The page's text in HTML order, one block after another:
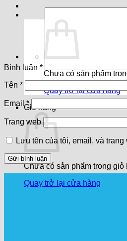
Chưa có sản phẩm
Quay trở lại cửa hàng
Giỏ hàng
Chưa có sản phẩm trong giỏ
Quay trở lại cửa hàng
Bình luận *
Tên *
Email*
Trang web
Lưu tên của tôi, email, và